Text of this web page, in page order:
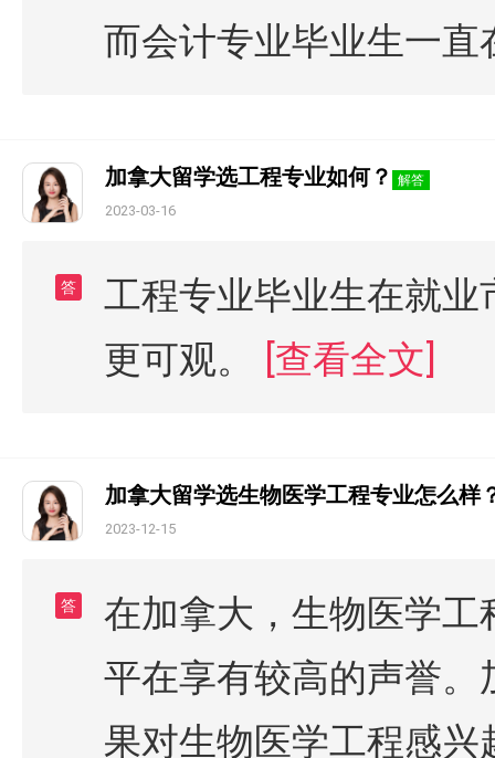
而会计专业毕业生一
加拿大留学选工程专业如何？ 解答
2023-03-16
答
工程专业毕业生在就
更可观。
[查看全文]
加拿大留学选生物医学工程专业怎么样
2023-12-15
答
在加拿大，生物医学
平在享有较高的声誉
果对生物医学工程感